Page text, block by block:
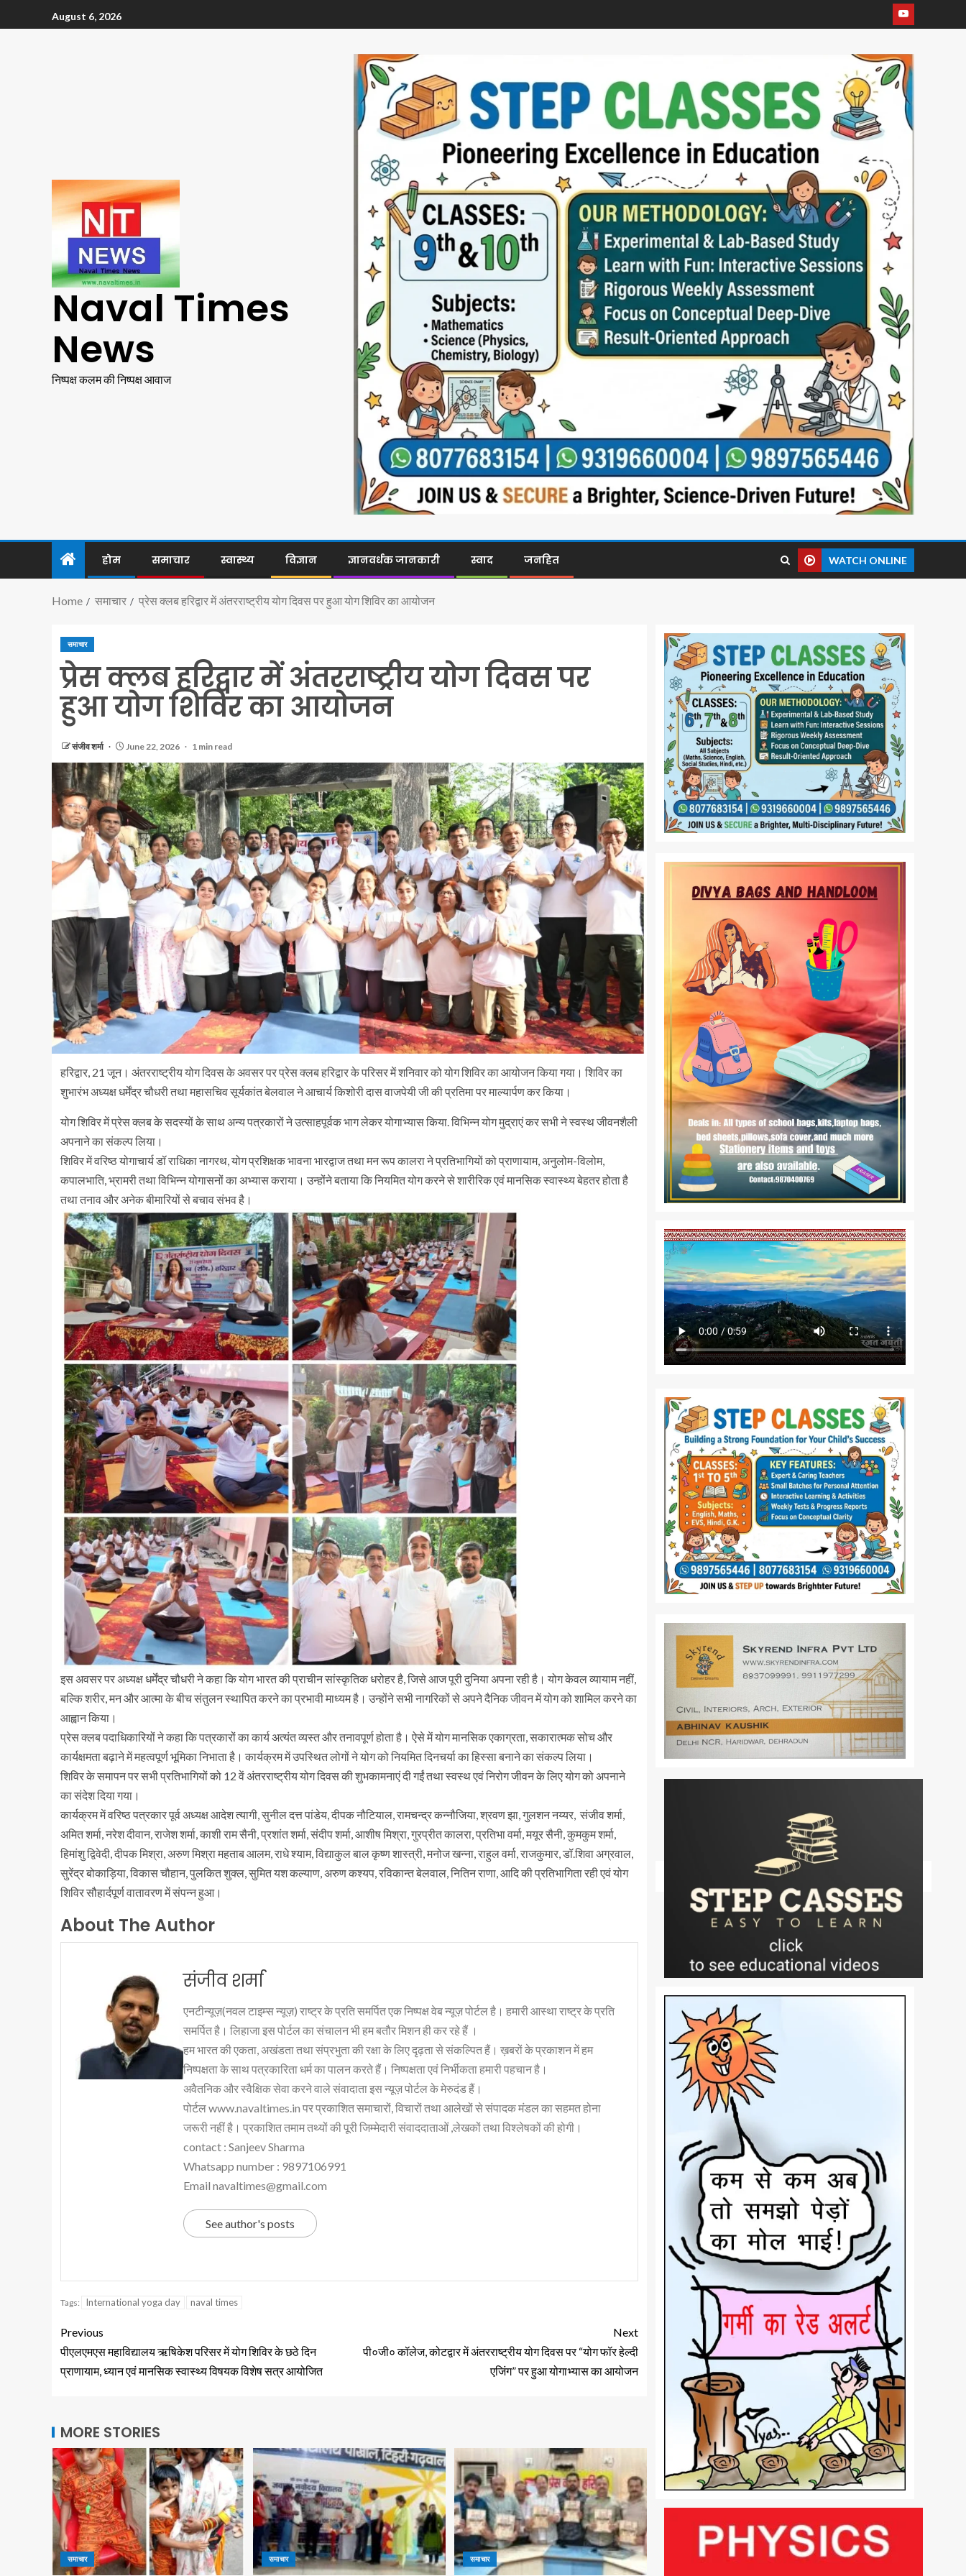
August 6, 2026
Naval Times
News
निष्पक्ष कलम की निष्पक्ष आवाज
होम समाचार स्वास्थ्य विज्ञान ज्ञानवर्धक जानकारी स्वाद जनहित WATCH ONLINE
Home समाचार प्रेस क्लब हरिद्वार में अंतरराष्ट्रीय योग दिवस पर हुआ योग शिविर का आयोजन
समाचार
प्रेस क्लब हरिद्वार में अंतरराष्ट्रीय योग दिवस पर
हुआ योग शिविर का आयोजन
संजीव शर्मा June 22, 2026 1 min read
हरिद्वार, 21 जून। अंतरराष्ट्रीय योग दिवस के अवसर पर प्रेस क्लब हरिद्वार के परिसर में शनिवार को योग शिविर का आयोजन किया गया। शिविर का
शुभारंभ अध्यक्ष धर्मेंद्र चौधरी तथा महासचिव सूर्यकांत बेलवाल ने आचार्य किशोरी दास वाजपेयी जी की प्रतिमा पर माल्यार्पण कर किया।
योग शिविर में प्रेस क्लब के सदस्यों के साथ अन्य पत्रकारों ने उत्साहपूर्वक भाग लेकर योगाभ्यास किया. विभिन्न योग मुद्राएं कर सभी ने स्वस्थ जीवनशैली
अपनाने का संकल्प लिया।
शिविर में वरिष्ठ योगाचार्य डॉ राधिका नागरथ, योग प्रशिक्षक भावना भारद्वाज तथा मन रूप कालरा ने प्रतिभागियों को प्राणायाम, अनुलोम-विलोम,
कपालभाति, भ्रामरी तथा विभिन्न योगासनों का अभ्यास कराया। उन्होंने बताया कि नियमित योग करने से शारीरिक एवं मानसिक स्वास्थ्य बेहतर होता है
तथा तनाव और अनेक बीमारियों से बचाव संभव है।
इस अवसर पर अध्यक्ष धर्मेंद्र चौधरी ने कहा कि योग भारत की प्राचीन सांस्कृतिक धरोहर है, जिसे आज पूरी दुनिया अपना रही है। योग केवल व्यायाम नहीं,
बल्कि शरीर, मन और आत्मा के बीच संतुलन स्थापित करने का प्रभावी माध्यम है। उन्होंने सभी नागरिकों से अपने दैनिक जीवन में योग को शामिल करने का
आह्वान किया।
प्रेस क्लब पदाधिकारियों ने कहा कि पत्रकारों का कार्य अत्यंत व्यस्त और तनावपूर्ण होता है। ऐसे में योग मानसिक एकाग्रता, सकारात्मक सोच और
कार्यक्षमता बढ़ाने में महत्वपूर्ण भूमिका निभाता है। कार्यक्रम में उपस्थित लोगों ने योग को नियमित दिनचर्या का हिस्सा बनाने का संकल्प लिया।
शिविर के समापन पर सभी प्रतिभागियों को 12 वें अंतरराष्ट्रीय योग दिवस की शुभकामनाएं दी गईं तथा स्वस्थ एवं निरोग जीवन के लिए योग को अपनाने
का संदेश दिया गया।
कार्यक्रम में वरिष्ठ पत्रकार पूर्व अध्यक्ष आदेश त्यागी, सुनील दत्त पांडेय, दीपक नौटियाल, रामचन्द्र कन्नौजिया, श्रवण झा, गुलशन नय्यर, संजीव शर्मा,
अमित शर्मा, नरेश दीवान, राजेश शर्मा, काशी राम सैनी, प्रशांत शर्मा, संदीप शर्मा, आशीष मिश्रा, गुरप्रीत कालरा, प्रतिभा वर्मा, मयूर सैनी, कुमकुम शर्मा,
हिमांशु द्विवेदी, दीपक मिश्रा, अरुण मिश्रा महताब आलम, राधे श्याम, विद्याकुल बाल कृष्ण शास्त्री, मनोज खन्ना, राहुल वर्मा, राजकुमार, डॉ.शिवा अग्रवाल,
सुरेंद्र बोकाड़िया, विकास चौहान, पुलकित शुक्ल, सुमित यश कल्याण, अरुण कश्यप, रविकान्त बेलवाल, नितिन राणा, आदि की प्रतिभागिता रही एवं योग
शिविर सौहार्दपूर्ण वातावरण में संपन्न हुआ।
About The Author
संजीव शर्मा
एनटीन्यूज़(नवल टाइम्स न्यूज़) राष्ट्र के प्रति समर्पित एक निष्पक्ष वेब न्यूज़ पोर्टल है। हमारी आस्था राष्ट्र के प्रति
समर्पित है। लिहाजा इस पोर्टल का संचालन भी हम बतौर मिशन ही कर रहे हैं ।
हम भारत की एकता, अखंडता तथा संप्रभुता की रक्षा के लिए दृढ़ता से संकल्पित हैं। ख़बरों के प्रकाशन में हम
निष्पक्षता के साथ पत्रकारिता धर्म का पालन करते हैं। निष्पक्षता एवं निर्भीकता हमारी पहचान है।
अवैतनिक और स्वैक्षिक सेवा करने वाले संवादाता इस न्यूज़ पोर्टल के मेरुदंड हैं।
पोर्टल www.navaltimes.in पर प्रकाशित समाचारों, विचारों तथा आलेखों से संपादक मंडल का सहमत होना
जरूरी नहीं है। प्रकाशित तमाम तथ्यों की पूरी जिम्मेदारी संवाददाताओं ,लेखकों तथा विश्लेषकों की होगी।
contact : Sanjeev Sharma
Whatsapp number : 9897106991
Email navaltimes@gmail.com
See author's posts
Tags: International yoga day naval times
Previous
पीएलएमएस महाविद्यालय ऋषिकेश परिसर में योग शिविर के छठे दिन
प्राणायाम, ध्यान एवं मानसिक स्वास्थ्य विषयक विशेष सत्र आयोजित
Next
पी०जी० कॉलेज, कोटद्वार में अंतरराष्ट्रीय योग दिवस पर “योग फॉर हेल्दी
एजिंग” पर हुआ योगाभ्यास का आयोजन
MORE STORIES
समाचार समाचार समाचार